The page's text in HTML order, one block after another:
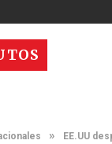
» EE.UU